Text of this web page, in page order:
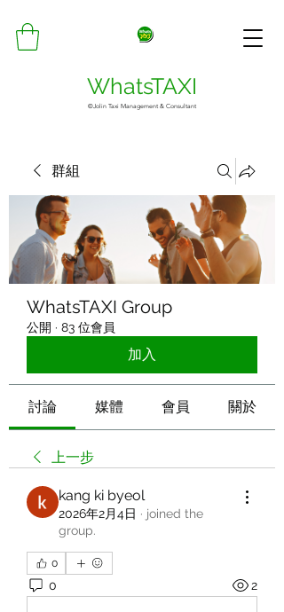
WhatsTAXI
©Jolin Taxi Management & Consultant
群組
WhatsTAXI Group
公開 · 83 位會員
加入
討論 媒體 會員 關於
上一步
kang ki byeol
2026年2月4日 · joined the
group.
0
0 2